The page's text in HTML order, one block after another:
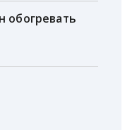
обогревать